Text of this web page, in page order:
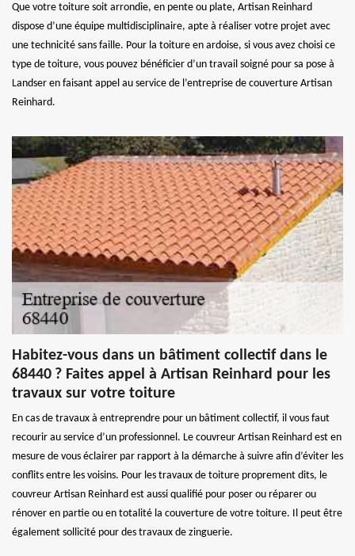
Que votre toiture soit arrondie, en pente ou plate, Artisan Reinhard
dispose d’une équipe multidisciplinaire, apte à réaliser votre projet avec
une technicité sans faille. Pour la toiture en ardoise, si vous avez choisi ce
type de toiture, vous pouvez bénéficier d’un travail soigné pour sa pose à
Landser en faisant appel au service de l’entreprise de couverture Artisan
Reinhard.
Habitez-vous dans un bâtiment collectif dans le
68440 ? Faites appel à Artisan Reinhard pour les
travaux sur votre toiture
En cas de travaux à entreprendre pour un bâtiment collectif, il vous faut
recourir au service d’un professionnel. Le couvreur Artisan Reinhard est en
mesure de vous éclairer par rapport à la démarche à suivre afin d’éviter les
conflits entre les voisins. Pour les travaux de toiture proprement dits, le
couvreur Artisan Reinhard est aussi qualifié pour poser ou réparer ou
rénover en partie ou en totalité la couverture de votre toiture. Il peut être
également sollicité pour des travaux de zinguerie.